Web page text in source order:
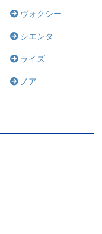
ヴォクシー
シエンタ
ライズ
ノア